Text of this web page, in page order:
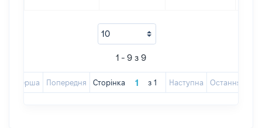
1 - 9 з 9
Перша Попередня Сторінка з 1 Наступна Остання